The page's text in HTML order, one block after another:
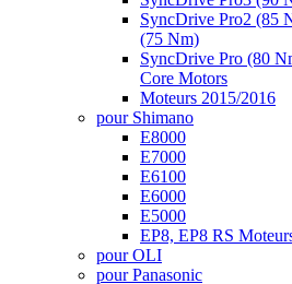
SyncDrive Pro2 (85
(75 Nm)
SyncDrive Pro (80
Core Motors
Moteurs 2015/2016
pour Shimano
E8000
E7000
E6100
E6000
E5000
EP8, EP8 RS
pour OLI
pour Panasonic